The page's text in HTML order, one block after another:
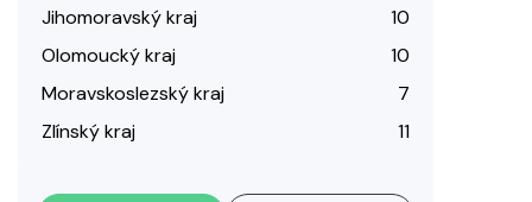
Jihomoravský kraj
10
Olomoucký kraj
10
Moravskoslezský kraj
7
Zlínský kraj
11